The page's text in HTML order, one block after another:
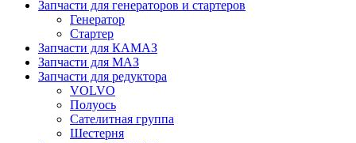
Запчасти для генераторов и стартеров
Генератор
Стартер
Запчасти для КАМАЗ
Запчасти для МАЗ
Запчасти для редуктора
VOLVO
Полуось
Сателитная группа
Шестерня